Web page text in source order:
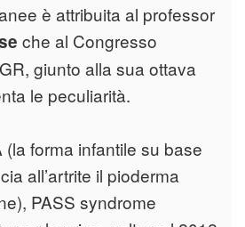
è attribuita al professor
che al Congresso
giunto alla sua ottava
le peculiarità.
(la forma infantile su base
all’artrite il pioderma
PASS syndrome